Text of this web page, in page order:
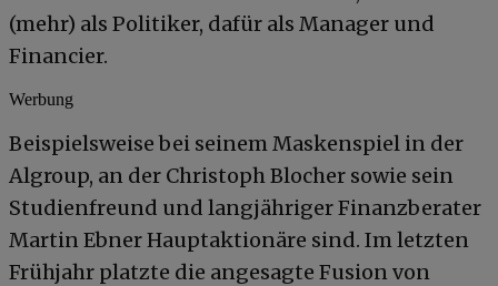
(mehr) als Politiker, dafür als Manager und
Financier.
Werbung
Beispielsweise bei seinem Maskenspiel in der
Algroup, an der Christoph Blocher sowie sein
Studienfreund und langjähriger Finanzberater
Martin Ebner Hauptaktionäre sind. Im letzten
Frühjahr platzte die angesagte Fusion von